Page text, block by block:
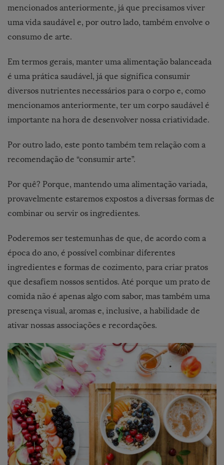
mencionados anteriormente, já que precisamos viver
uma vida saudável e, por outro lado, também envolve o
consumo de arte.
Em termos gerais, manter uma alimentação balanceada
é uma prática saudável, já que significa consumir
diversos nutrientes necessários para o corpo e, como
mencionamos anteriormente, ter um corpo saudável é
importante na hora de desenvolver nossa criatividade.
Por outro lado, este ponto também tem relação com a
recomendação de “consumir arte”.
Por quê? Porque, mantendo uma alimentação variada,
provavelmente estaremos expostos a diversas formas de
combinar ou servir os ingredientes.
Poderemos ser testemunhas de que, de acordo com a
época do ano, é possível combinar diferentes
ingredientes e formas de cozimento, para criar pratos
que desafiem nossos sentidos. Até porque um prato de
comida não é apenas algo com sabor, mas também uma
presença visual, aromas e, inclusive, a habilidade de
ativar nossas associações e recordações.